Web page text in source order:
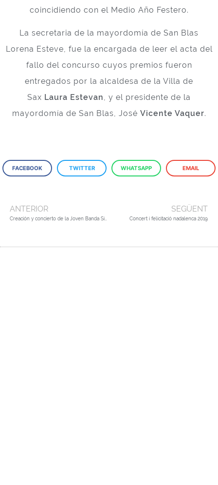
coincidiendo con el Medio Año Festero.
La secretaria de la mayordomía de San Blas
Lorena Esteve, fue la encargada de leer el acta del
fallo del concurso cuyos premios fueron
entregados por la alcaldesa de la Villa de
Sax Laura Estevan, y el presidente de la
mayordomía de San Blas, José Vicente Vaquer.
FACEBOOK TWITTER WHATSAPP EMAIL
ANTERIOR SEGÜENT
Concert i felicitació nadalenca 2019